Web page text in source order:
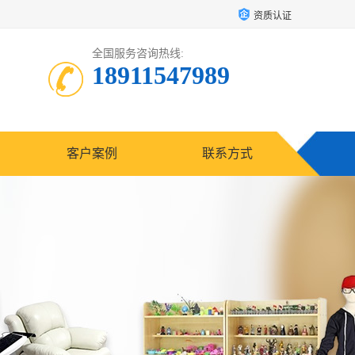
资质认证
全国服务咨询热线:
18911547989
客户案例 联系方式